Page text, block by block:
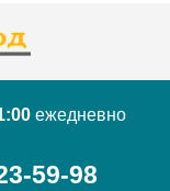
ежедневно
59-98